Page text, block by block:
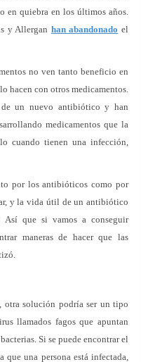
en quiebra en los últimos años.
y Allergan han abandonado el
no ven tanto beneficio en
hacen con otros medicamentos.
un nuevo antibiótico y han
medicamentos que la
cuando tienen una infección,
por los antibióticos como por
y la vida útil de un antibiótico
Así que si vamos a conseguir
maneras de hacer que las
otra solución podría ser un tipo
llamados fagos que apuntan
Si se puede encontrar el
una persona está infectada,